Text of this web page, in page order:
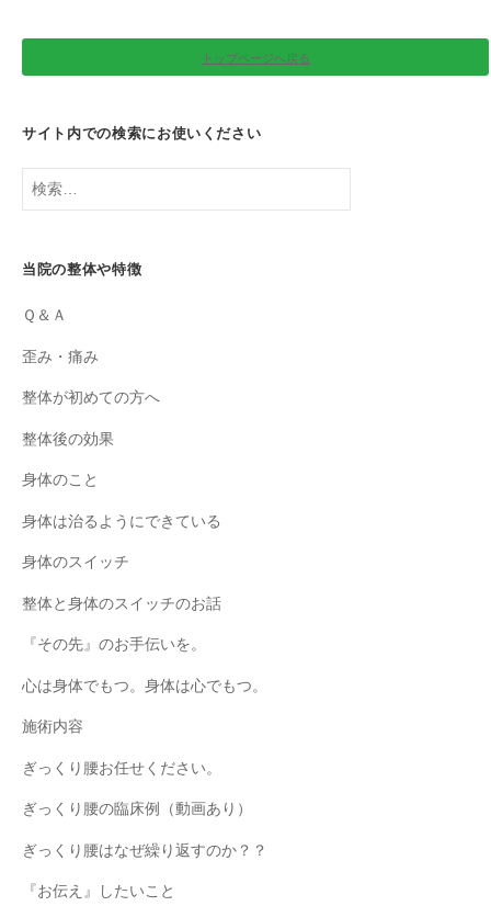
トップページへ戻る
サイト内での検索にお使いください
検
当院の整体や特徴
Ｑ＆Ａ
歪み・痛み
整体が初めての方へ
整体後の効果
身体のこと
身体は治るようにできている
身体のスイッチ
整体と身体のスイッチのお話
『その先』のお手伝いを。
心は身体でもつ。身体は心でもつ。
施術内容
ぎっくり腰お任せください。
ぎっくり腰の臨床例（動画あり）
ぎっくり腰はなぜ繰り返すのか？？
『お伝え』したいこと